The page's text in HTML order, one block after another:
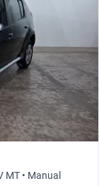
MT • Manual